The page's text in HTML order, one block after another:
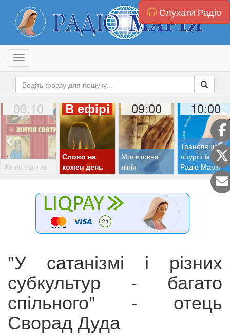
Слухати Радіо
Toggle navigation
08:10
Житія святих
В ефірі
Слово на
кожен день
09:00
Молитовна
лінія
10:00
Трансляція
літургії із студії
Радіо Марія
"У сатанізмі і різних
субкультур - багато
спільного" - отець
Сворад Дуда